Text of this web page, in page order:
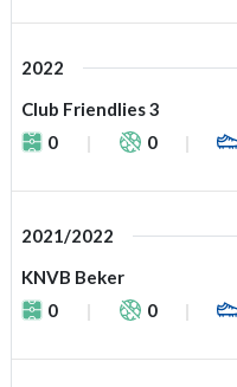
2022
Club Friendlies 3
0
0
2021/2022
KNVB Beker
0
0